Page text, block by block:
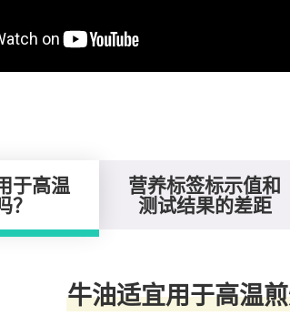
于高温
？
营养标签标示值和
测试结果的差距
用于高温煎炸吗？
牛油适宜用于高温煎